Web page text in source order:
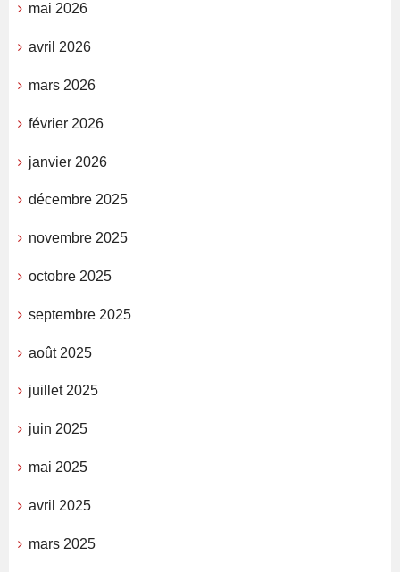
mai 2026
avril 2026
mars 2026
février 2026
janvier 2026
décembre 2025
novembre 2025
octobre 2025
septembre 2025
août 2025
juillet 2025
juin 2025
mai 2025
avril 2025
mars 2025